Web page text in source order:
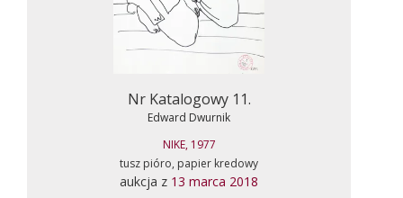
Nr Katalogowy 11.
Edward Dwurnik
NIKE, 1977
tusz pióro, papier kredowy
aukcja z 13 marca 2018